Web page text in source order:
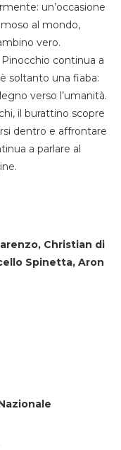
un’occasione
al mondo,
vero.
continua a
soltanto una fiaba:
verso l’umanità.
il burattino scopre
dentro e affrontare
a parlare al
Christian di
Spinetta, Aron